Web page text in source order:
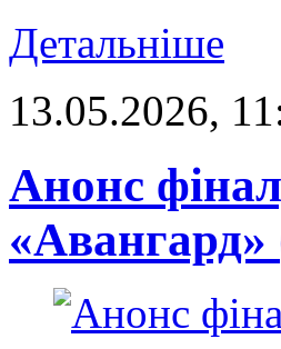
Детальніше
13.05.2026,
Анонс